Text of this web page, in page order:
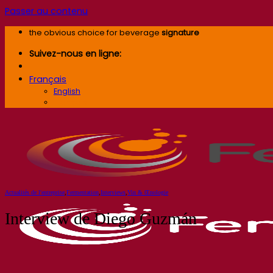
Passer au contenu
the obvious choice for beverage signature
Suivez-nous en ligne:
Français
English
Actualités de l'entreprise Fermentation Interviews Vin & Œnologie
Interview de Diego Guzmán